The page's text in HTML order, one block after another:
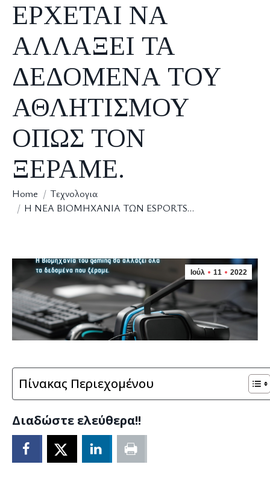
ΕΡΧΕΤΑΙ NΑ
ΑΛΛΑΞΕΙ ΤΑ
ΔΕΔΟΜΕΝΑ TΟΥ
ΑΘΛΗΤΙΣΜΟΥ
ΟΠΩΣ ΤΟΝ
ΞΕΡΑΜΕ.
You are here:
Home
Tεχνολογια
H NEA BIOMHXANIA ΤΩΝ ESPORTS…
Ιούλ 11 2022
Πίνακας Περιεχομένου
Διαδώστε ελεύθερα!!